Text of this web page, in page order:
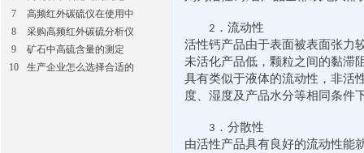
7
高频红外碳硫仪在使用中
8
采购高频红外碳硫分析仪
9
矿石中高硫含量的测定
10
生产企业怎么选择合适的
2 ．流动性
活性钙产品由于表面被表面张力
未活化产品低，颗粒之间的黏滞
具有类似于液体的流动性，非活
度、湿度及产品水分等相同条件
3 ．分散性
由活性产品具有良好的流动性能